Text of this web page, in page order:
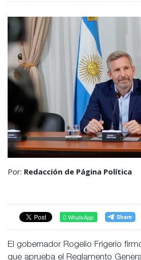
Por: Redacción de Página Política
WhatsApp
El gobernador Rogelio Frigerio
que aprueba el Reglamento